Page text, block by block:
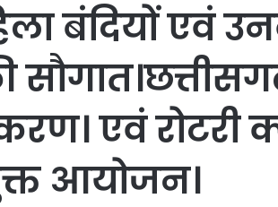
बंदियों एवं
एवं रोटरी
आयोजन।